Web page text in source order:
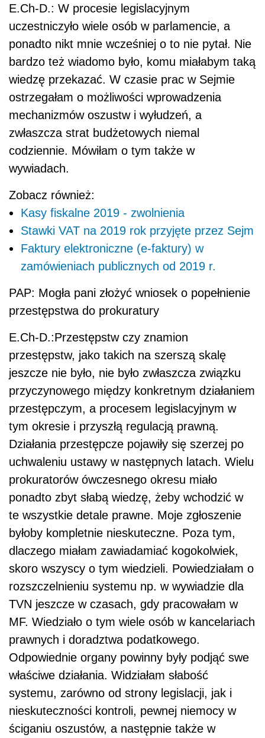
E.Ch-D.: W procesie legislacyjnym
uczestniczyło wiele osób w parlamencie, a
ponadto nikt mnie wcześniej o to nie pytał. Nie
bardzo też wiadomo było, komu miałabym taką
wiedzę przekazać. W czasie prac w Sejmie
ostrzegałam o możliwości wprowadzenia
mechanizmów oszustw i wyłudzeń, a
zwłaszcza strat budżetowych niemal
codziennie. Mówiłam o tym także w
wywiadach.
Zobacz również:
Kasy fiskalne 2019 - zwolnienia
Stawki VAT na 2019 rok przyjęte przez Sejm
Faktury elektroniczne (e-faktury) w
zamówieniach publicznych od 2019 r.
PAP: Mogła pani złożyć wniosek o popełnienie
przestępstwa do prokuratury
E.Ch-D.:Przestępstw czy znamion
przestępstw, jako takich na szerszą skalę
jeszcze nie było, nie było zwłaszcza związku
przyczynowego między konkretnym działaniem
przestępczym, a procesem legislacyjnym w
tym okresie i przyszłą regulacją prawną.
Działania przestępcze pojawiły się szerzej po
uchwaleniu ustawy w następnych latach. Wielu
prokuratorów ówczesnego okresu miało
ponadto zbyt słabą wiedzę, żeby wchodzić w
te wszystkie detale prawne. Moje zgłoszenie
byłoby kompletnie nieskuteczne. Poza tym,
dlaczego miałam zawiadamiać kogokolwiek,
skoro wszyscy o tym wiedzieli. Powiedziałam o
rozszczelnieniu systemu np. w wywiadzie dla
TVN jeszcze w czasach, gdy pracowałam w
MF. Wiedziało o tym wiele osób w kancelariach
prawnych i doradztwa podatkowego.
Odpowiednie organy powinny były podjąć swe
właściwe działania. Widziałam słabość
systemu, zarówno od strony legislacji, jak i
nieskuteczności kontroli, pewnej niemocy w
ściganiu oszustów, a następnie także w